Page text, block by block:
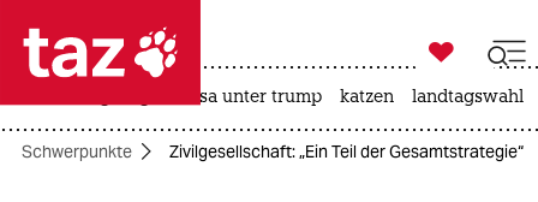
 taz zahl ich
taz zahl ich

taz zahl ich
usa unter trump katzen landtagswahl
Schwerpunkte Zivilgesellschaft: „Ein Teil der Gesamtstrategie“